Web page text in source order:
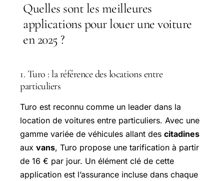
Quelles sont les meilleures
applications pour louer une voiture
en 2025 ?
1. Turo : la référence des locations entre
particuliers
Turo est reconnu comme un leader dans la
location de voitures entre particuliers. Avec une
gamme variée de véhicules allant des citadines
aux vans, Turo propose une tarification à partir
de 16 € par jour. Un élément clé de cette
application est l’assurance incluse dans chaque